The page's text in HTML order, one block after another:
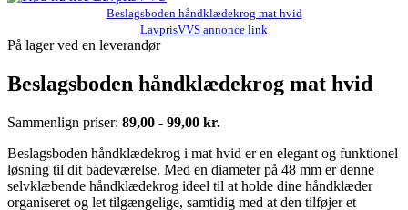
Beslagsboden håndklædekrog mat hvid
LavprisVVS annonce link
På lager ved en leverandør
Beslagsboden håndklædekrog mat hvid
Sammenlign priser: 89,00 - 99,00 kr.
Beslagsboden håndklædekrog i mat hvid er en elegant og funktionel
løsning til dit badeværelse. Med en diameter på 48 mm er denne
selvklæbende håndklædekrog ideel til at holde dine håndklæder
organiseret og let tilgængelige, samtidig med at den tilføjer et